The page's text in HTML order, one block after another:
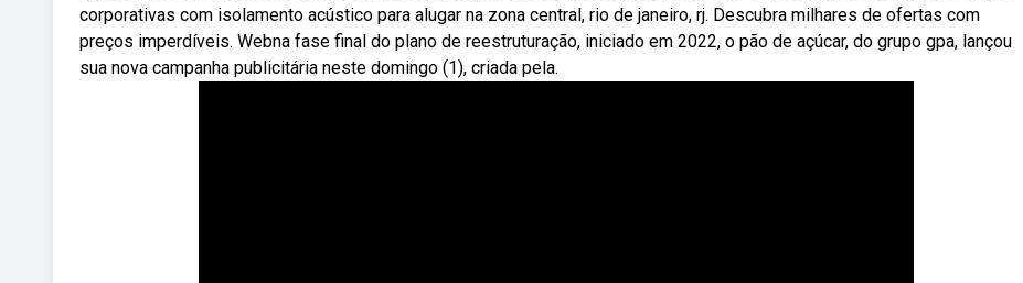
corporativas com isolamento acústico para alugar na zona central, rio de janeiro, rj. Descubra milhares de ofertas com
preços imperdíveis. Webna fase final do plano de reestruturação, iniciado em 2022, o pão de açúcar, do grupo gpa, lançou
sua nova campanha publicitária neste domingo (1), criada pela.